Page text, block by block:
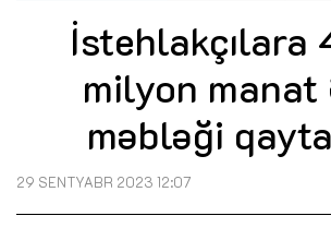
İstehlakçılara
milyon manat
məbləği
29 SENTYABR 2023 12:07